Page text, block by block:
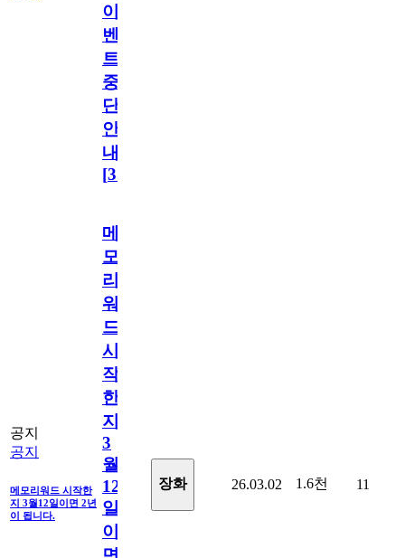
이
벤
트
중
단
안
내
[31
공지
공지
메모리워드 시작한
지 3월12일이면 2년
이 됩니다.
메
모
리
워
드
시
작
한
지
3
월
12
일
이
장화 26.03.02 1.6천 11